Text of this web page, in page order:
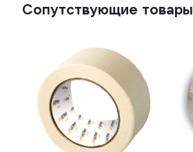
Сопутствующие товары